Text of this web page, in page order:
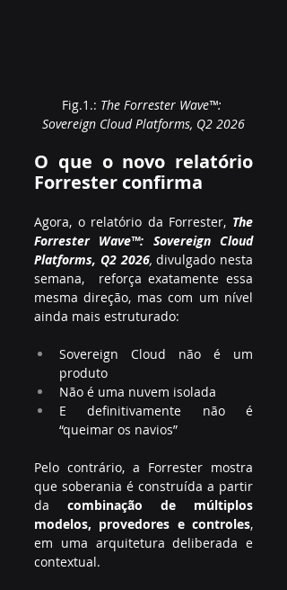
Fig.1.: The Forrester Wave™:
Sovereign Cloud Platforms, Q2 2026
O que o novo relatório
Forrester confirma
Agora, o relatório da Forrester, The
Forrester Wave™: Sovereign Cloud
Platforms, Q2 2026, divulgado nesta
semana,  reforça exatamente essa
mesma direção, mas com um nível
ainda mais estruturado:
Sovereign Cloud não é um
produto
Não é uma nuvem isolada
E definitivamente não é
“queimar os navios”
Pelo contrário, a Forrester mostra
que soberania é construída a partir
da combinação de múltiplos
modelos, provedores e controles,
em uma arquitetura deliberada e
contextual.